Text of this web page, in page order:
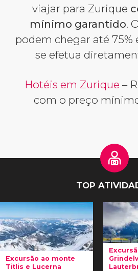
viajar para Zurique
mínimo garantido.
podem chegar até 75%
se efetua
Hotéis em Zurique –
com o preço
TOP
Excursão ao monte
Titlis e Lucerna